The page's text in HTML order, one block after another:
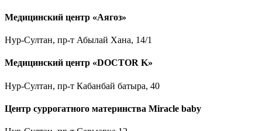
Медицинский центр «Аягоз»
Нур-Султан, пр-т Абылай Хана, 14/1
Медицинский центр «DOCTOR K»
Нур-Султан, пр-т Кабанбай батыра, 40
Центр суррогатного материнства Miracle baby